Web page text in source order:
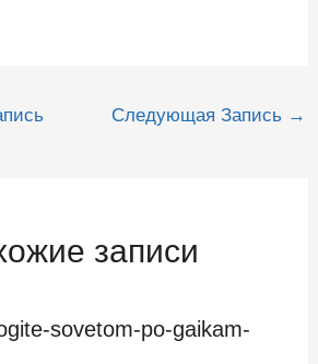
Следующая Запись →
записи
sovetom-po-gaikam-